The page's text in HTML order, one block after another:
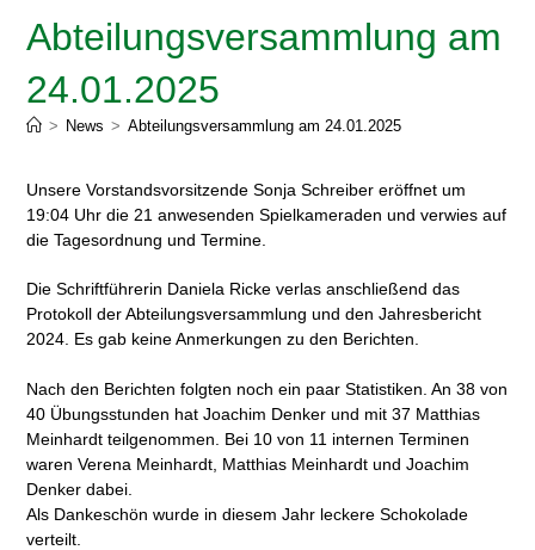
Abteilungsversammlung am
24.01.2025
> News > Abteilungsversammlung am 24.01.2025
Unsere Vorstandsvorsitzende Sonja Schreiber eröffnet um
19:04 Uhr die 21 anwesenden Spielkameraden und verwies auf
die Tagesordnung und Termine.
Die Schriftführerin Daniela Ricke verlas anschließend das
Protokoll der Abteilungsversammlung und den Jahresbericht
2024. Es gab keine Anmerkungen zu den Berichten.
Nach den Berichten folgten noch ein paar Statistiken. An 38 von
40 Übungsstunden hat Joachim Denker und mit 37 Matthias
Meinhardt teilgenommen. Bei 10 von 11 internen Terminen
waren Verena Meinhardt, Matthias Meinhardt und Joachim
Denker dabei.
Als Dankeschön wurde in diesem Jahr leckere Schokolade
verteilt.